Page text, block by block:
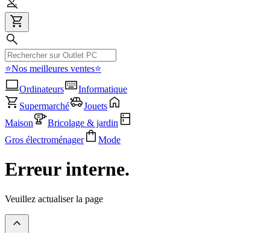
⭐Nos meilleures ventes⭐
Ordinateurs
Informatique
Supermarché
Jouets
Maison
Bricolage & jardin
Gros électroménager
Mode
Erreur interne.
Veuillez actualiser la page